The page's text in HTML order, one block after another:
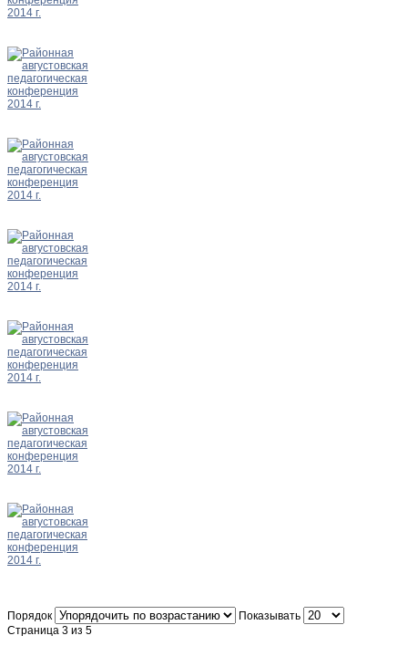
Порядок
Показывать
Страница 3 из 5